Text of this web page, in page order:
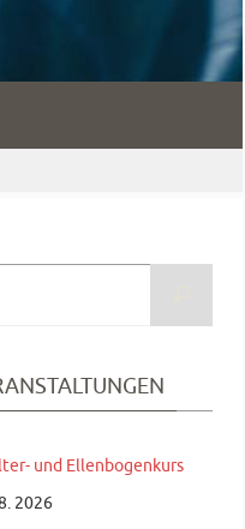
und Ellenbogenkurs
2026